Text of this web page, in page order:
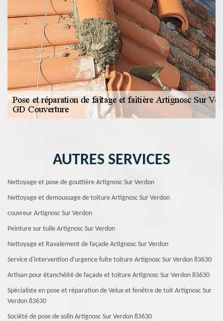
AUTRES SERVICES
Nettoyage et pose de gouttière Artignosc Sur Verdon
Nettoyage et demoussage de toiture Artignosc Sur Verdon
couvreur Artignosc Sur Verdon
Peinture sur tuile Artignosc Sur Verdon
Nettoyage et Ravalement de façade Artignosc Sur Verdon
Service d'intervention d'urgence fuite toiture Artignosc Sur Verdon 83630
Artisan pour étanchéité de façade et toiture Artignosc Sur Verdon 83630
Spécialiste en pose et réparation de Velux et fenêtre de toit Artignosc Sur
Verdon 83630
Société de pose de solin Artignosc Sur Verdon 83630